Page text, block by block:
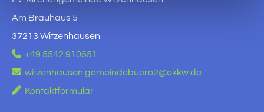
Am Brauhaus 5
37213 Witzenhausen
 +49 5542 910651
 witzenhausen.gemeindebuero2@ekkw.de
 Kontaktformular